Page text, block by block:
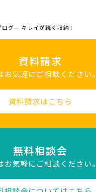
ログ— キレイが続く収納！
資料請求
お気軽にご相談ください。
資料請求はこちら
無料相談会
お気軽にご相談ください。